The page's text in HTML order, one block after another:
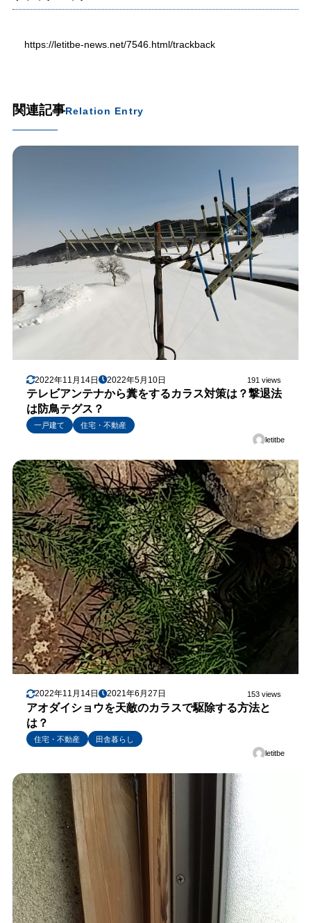
https://letitbe-news.net/7546.html/trackback
関連記事Relation Entry
2022年11月14日 2022年5月10日 191 views
テレビアンテナから糞をするカラス対策は？撃退法
は防鳥テグス？
一戸建て
住宅・不動産
letitbe
2022年11月14日 2021年6月27日 153 views
アオダイショウを天敵のカラスで駆除する方法と
は？
住宅・不動産
田舎暮らし
letitbe